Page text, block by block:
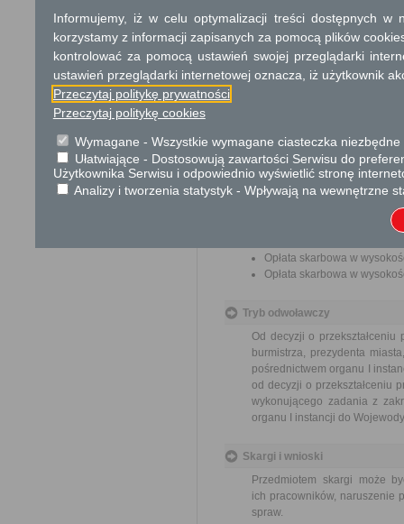
Termin załatwienia sprawy
Sprawa załatwiana jest
terminu nie wlicza się
zawieszenia postępowania
Dodatkowe
Opłata
Opłata z tytułu
wartości rynkowej
Opłata skarbowa w
Opłata skarbowa w
Tryb odwoławczy
Od decyzji o przekształceniu
burmistrza, prezydenta
pośrednictwem organu I
od decyzji o przekształceniu
wykonującego zadania z
organu I instancji do
Skargi i wnioski
Przedmiotem skargi może
ich pracowników, naruszenie
spraw.
Informujemy, iż w celu optymalizacji treści dostępnych w
korzystamy z informacji zapisanych za pomocą plików
kontrolować za pomocą ustawień swojej przeglądarki
ustawień przeglądarki internetowej oznacza, iż użytkownik
Przeczytaj politykę prywatności
Przeczytaj politykę cookies
Wymagane - Wszystkie wymagane ciasteczka
Ułatwiające - Dostosowują zawartości Serwisu do
Użytkownika Serwisu i odpowiednio wyświetlić stronę
Analizy i tworzenia statystyk - Wpływają na wewnętrzne